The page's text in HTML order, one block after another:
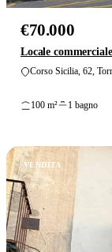
€70.000
Locale
Corso Sicilia, 62,
100 m² 1 bagno
VENDITA